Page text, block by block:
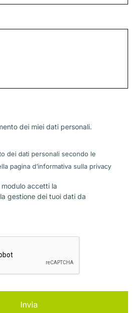
dei miei dati personali.
dei dati personali secondo le
pagina d’informativa sulla privacy
accetti la
gestione dei tuoi dati da